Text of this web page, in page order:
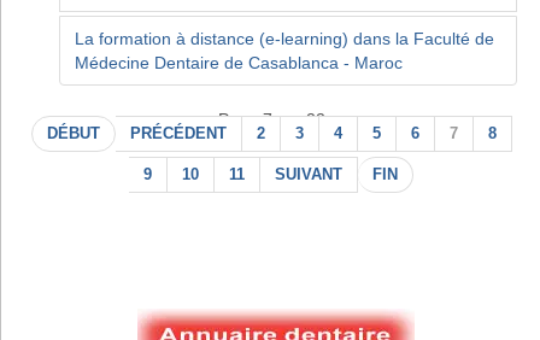
La formation à distance (e-learning) dans la Faculté de
Médecine Dentaire de Casablanca - Maroc
Page 7 sur 22
DÉBUT PRÉCÉDENT 2 3 4 5 6 7 8
9 10 11 SUIVANT FIN